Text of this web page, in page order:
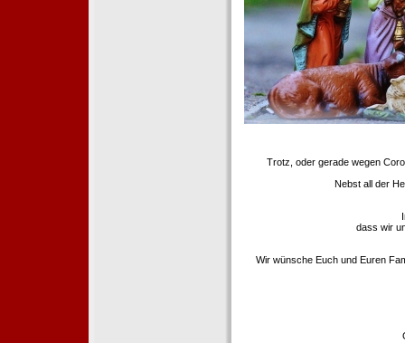
Trotz, oder gerade wegen
Nebst all der
dass wir
Wir wünsche Euch und Euren